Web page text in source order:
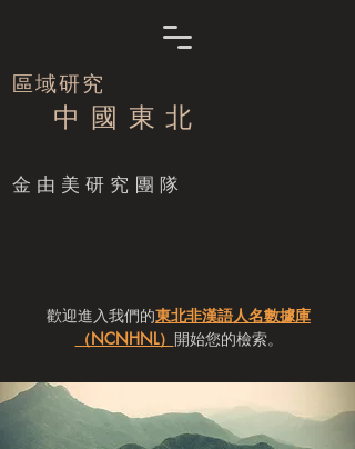
區域研究
中 國 東 北
​金由美研究團隊
歡迎進入我們的東北非漢語人名數據庫
（NCNHNL） 開始您的檢索。